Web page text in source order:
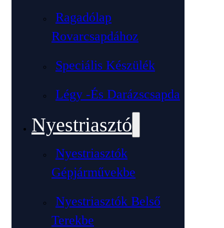
Ragadólap
Rovarcsapdához
Speciális Készülék
Légy -és Darázscsapda
Nyestriasztó
Nyestriasztók
Gépjárművekbe
Nyestriasztók Belső
Terekbe